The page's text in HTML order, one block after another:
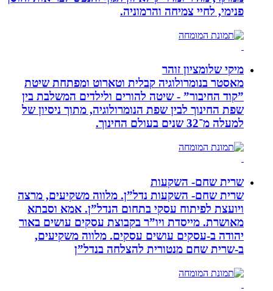
פנימי, לחיי צמיחה והרמוניה.
מיקי שלומציון זוהר
מאסטר בנומרולוגיה קבלית וטארוט ומפתחת שיטת
”קוד החיבור” - שיטה להורים ולילדים המשלבת בין
שפת החינוך לבין שפת הנומרולוגיה, מתוך ניסיון של
למעלה מ־32 שנים בעולם החינוך.
שרית שחם- השקעות
שרית שחם- השקעות נדל”ן. מלווה משקיעים, מרצה
ויועצת לפיתוח עסקי בתחום הנדל”ן. אמא וסבתא
מאושרת. ‏מייסדת ויו”ר בקבוצת עסקים עושים באור
יהודה‏ ב-‏עסקים עושים עסקים‏. ‏מלווה משקיעים,
ב-‏שרית שחם מנטורית להצלחה בנדל”ן‏